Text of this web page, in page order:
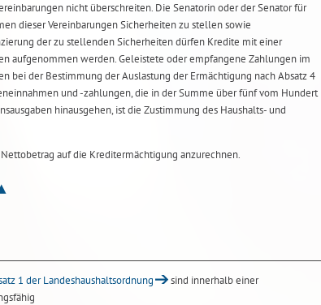
nicht überschreiten. Die Senatorin oder der Senator für
dieser Vereinbarungen Sicherheiten zu stellen sowie
der zu stellenden Sicherheiten dürfen Kredite mit einer
aufgenommen werden. Geleistete oder empfangene Zahlungen im
bei der Bestimmung der Auslastung der Ermächtigung nach Absatz 4
und -zahlungen, die in der Summe über fünf vom Hundert
hinausgehen, ist die Zustimmung des Haushalts- und
auf die Kreditermächtigung anzurechnen.
1 der Landeshaushaltsordnung
sind innerhalb einer